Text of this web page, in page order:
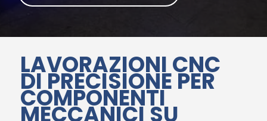
LAVORAZIONI CNC
DI PRECISIONE PER
COMPONENTI
MECCANICI SU